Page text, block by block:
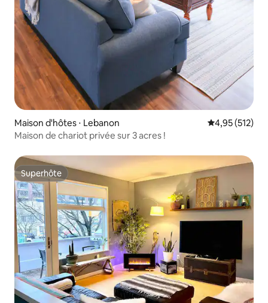
Maison d'hôtes ⋅ Lebanon Évaluation
4,95 (512)
Maison de chariot privée sur 3 acres !
Superhôte
Superhôte